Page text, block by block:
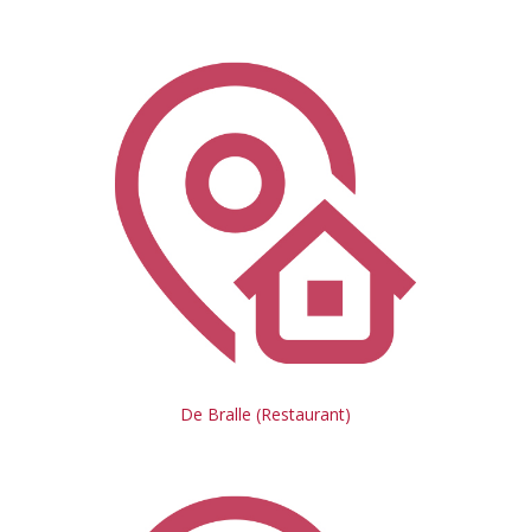
De Bralle (Restaurant)